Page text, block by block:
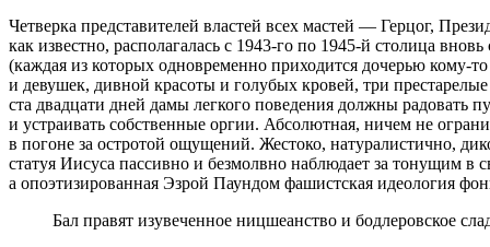
Четверка представителей властей всех мастей — Герцог,
как известно, располагалась с 1943-го по 1945-й столица
(каждая из которых одновременно приходится дочерью кому-
и девушек, дивной красоты и голубых кровей, три
ста двадцати дней дамы легкого поведения должны радовать
и устраивать собственные оргии. Абсолютная, ничем не
в погоне за остротой ощущений. Жестоко, натуралистично,
статуя Иисуса пассивно и безмолвно наблюдает за тонущим в
а опоэтизированная Эзрой Паундом фашистская идеология
Бал правят изувеченное ницшеанство и бодлеровское